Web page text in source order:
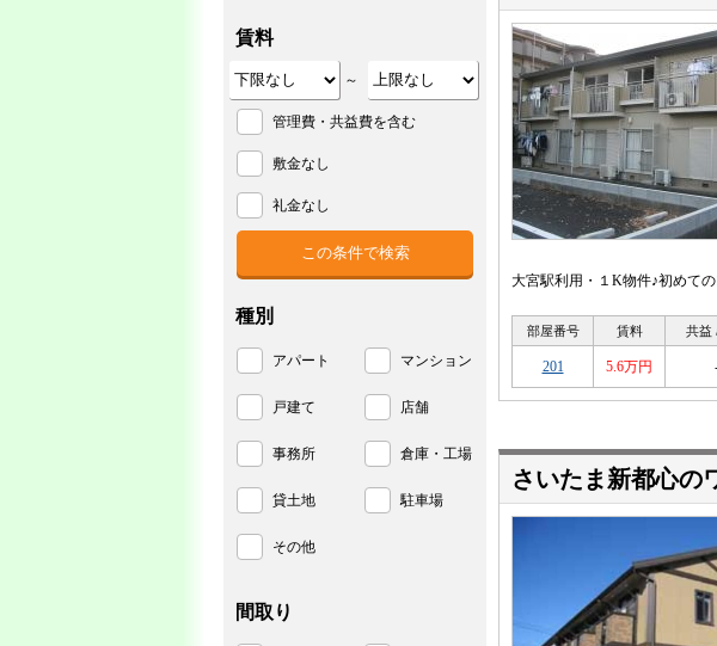
大宮駅利用・１K物件♪初めて
部屋番号 賃料 共益
201 5.6万円
さいたま新都心の
賃料
～
管理費・共益費を含む
敷金なし
礼金なし
種別
アパート マンション
戸建て 店舗
事務所 倉庫・工場
貸土地 駐車場
その他
間取り